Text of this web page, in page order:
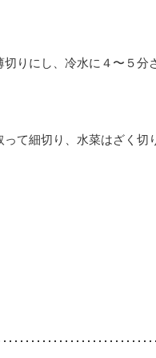
りにし、冷水に４〜５分
て細切り、水菜はざく切